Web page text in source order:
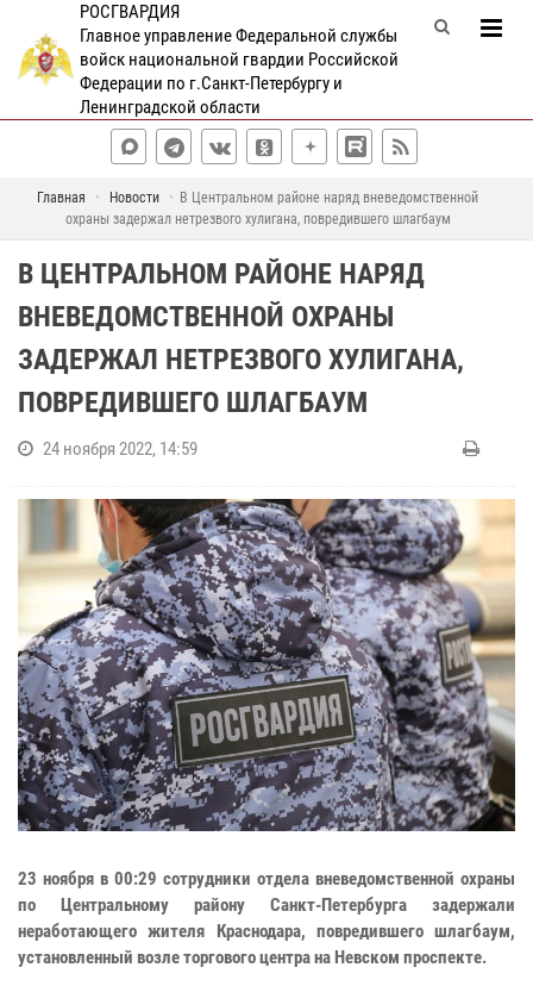
РОСГВАРДИЯ
Главное управление Федеральной службы
войск национальной гвардии Российской
Федерации по г.Санкт-Петербургу и
Ленинградской области
Главная Новости
В Центральном районе наряд вневедомственной
охраны задержал нетрезвого хулигана, повредившего шлагбаум
В ЦЕНТРАЛЬНОМ РАЙОНЕ НАРЯД
ВНЕВЕДОМСТВЕННОЙ ОХРАНЫ
ЗАДЕРЖАЛ НЕТРЕЗВОГО ХУЛИГАНА,
ПОВРЕДИВШЕГО ШЛАГБАУМ
24 ноября 2022, 14:59
23 ноября в 00:29 сотрудники отдела вневедомственной охраны
по Центральному району Санкт-Петербурга задержали
неработающего жителя Краснодара, повредившего шлагбаум,
установленный возле торгового центра на Невском проспекте.